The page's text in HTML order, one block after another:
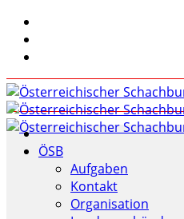
ÖSB
Aufgaben
Kontakt
Organisation